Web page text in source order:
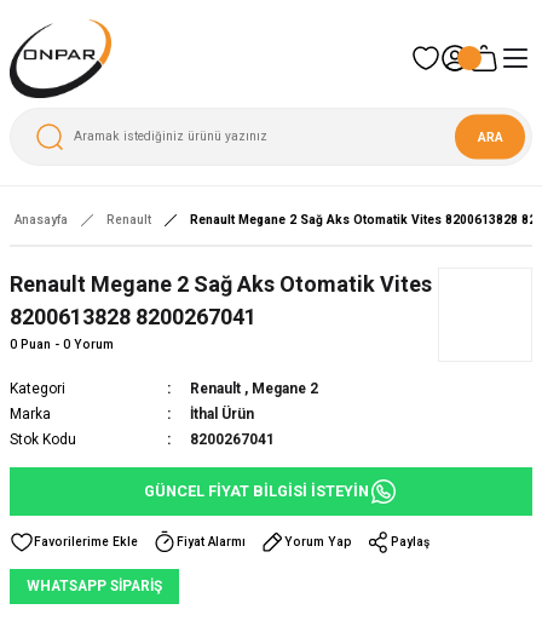
ARA
Anasayfa Renault Renault Megane 2 Sağ Aks Otomatik Vites 8200613828
Renault Megane 2 Sağ Aks Otomatik Vites
8200613828 8200267041
0 Puan - 0 Yorum
Kategori Renault , Megane 2
Marka
İthal Ürün
Stok Kodu
8200267041
GÜNCEL FİYAT BİLGİSİ İSTEYİN
Fiyat Alarmı Yorum Yap Paylaş
WHATSAPP SİPARİŞ